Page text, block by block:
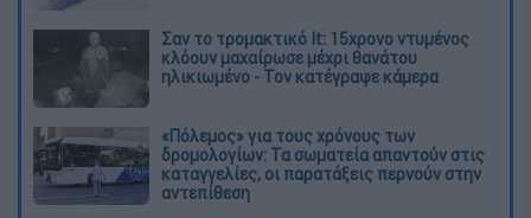
Σαν το τρομακτικό It: 15χρονο ντυμένος
κλόουν μαχαίρωσε μέχρι θανάτου
ηλικιωμένο - Τον κατέγραψε κάμερα
«Πόλεμος» για τους χρόνους των
δρομολογίων: Τα σωματεία απαντούν στις
καταγγελίες, οι παρατάξεις περνούν στην
αντεπίθεση